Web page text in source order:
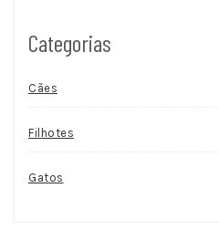
Categorias
Cães
Filhotes
Gatos